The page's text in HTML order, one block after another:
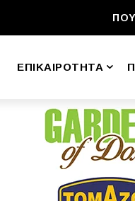
ΕΠΙΚΑΙΡΟΤΗΤΑ